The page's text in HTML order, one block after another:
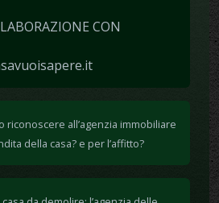
CON
riconoscere all’agenzia immobiliare
della casa? e per l’affitto?